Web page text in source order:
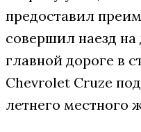
предоставил
совершил наезд
главной дороге в
Chevrolet Cruze
летнего местного